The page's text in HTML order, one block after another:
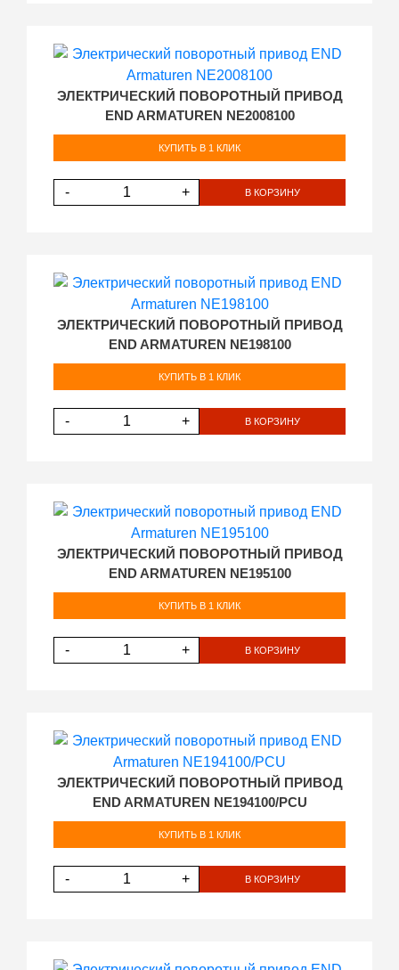
ЭЛЕКТРИЧЕСКИЙ ПОВОРОТНЫЙ ПРИВОД
END ARMATUREN NE2008100
КУПИТЬ В 1 КЛИК
- + В КОРЗИНУ
ЭЛЕКТРИЧЕСКИЙ ПОВОРОТНЫЙ ПРИВОД
END ARMATUREN NE198100
КУПИТЬ В 1 КЛИК
- + В КОРЗИНУ
ЭЛЕКТРИЧЕСКИЙ ПОВОРОТНЫЙ ПРИВОД
END ARMATUREN NE195100
КУПИТЬ В 1 КЛИК
- + В КОРЗИНУ
ЭЛЕКТРИЧЕСКИЙ ПОВОРОТНЫЙ ПРИВОД
END ARMATUREN NE194100/PCU
КУПИТЬ В 1 КЛИК
- + В КОРЗИНУ